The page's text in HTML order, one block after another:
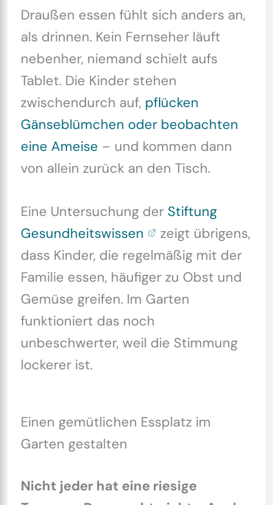
Draußen essen fühlt sich anders an,
als drinnen. Kein Fernseher läuft
nebenher, niemand schielt aufs
Tablet. Die Kinder stehen
zwischendurch auf, pflücken
Gänseblümchen oder beobachten
eine Ameise – und kommen dann
von allein zurück an den Tisch.
Eine Untersuchung der Stiftung
Gesundheitswissen
zeigt übrigens,
dass Kinder, die regelmäßig mit der
Familie essen, häufiger zu Obst und
Gemüse greifen. Im Garten
funktioniert das noch
unbeschwerter, weil die Stimmung
lockerer ist.
Einen gemütlichen Essplatz im
Garten gestalten
Nicht jeder hat eine riesige